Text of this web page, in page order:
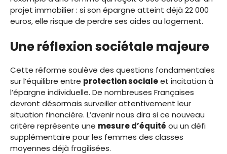
projet immobilier : si son épargne atteint déjà 22 000
euros, elle risque de perdre ses aides au logement.
Une réflexion sociétale majeure
Cette réforme soulève des questions fondamentales
sur l’équilibre entre protection socialeet incitation à
l’épargne individuelle. De nombreuses Françaises
devront désormais surveiller attentivement leur
situation financière. L’avenir nous dira si ce nouveau
critère représente une mesure d’équité ou un défi
supplémentaire pour les femmes des classes
moyennes déjà fragilisées.